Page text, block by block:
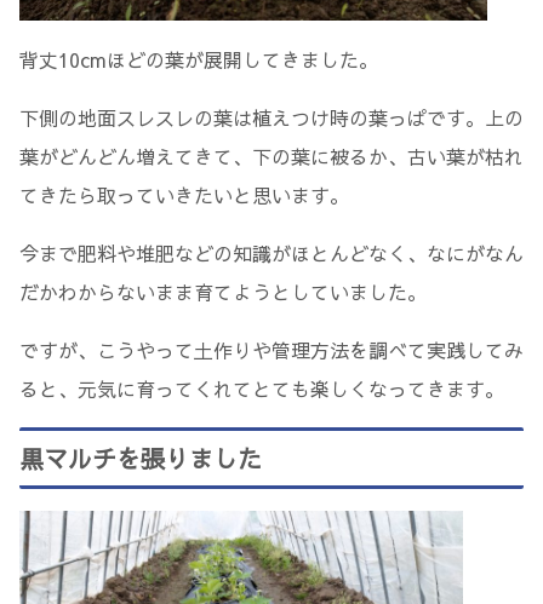
背丈10cmほどの葉が展開してきました。
下側の地面スレスレの葉は植えつけ時の葉っぱです。上の
葉がどんどん増えてきて、下の葉に被るか、古い葉が枯れ
てきたら取っていきたいと思います。
今まで肥料や堆肥などの知識がほとんどなく、なにがなん
だかわからないまま育てようとしていました。
ですが、こうやって土作りや管理方法を調べて実践してみ
ると、元気に育ってくれてとても楽しくなってきます。
黒マルチを張りました